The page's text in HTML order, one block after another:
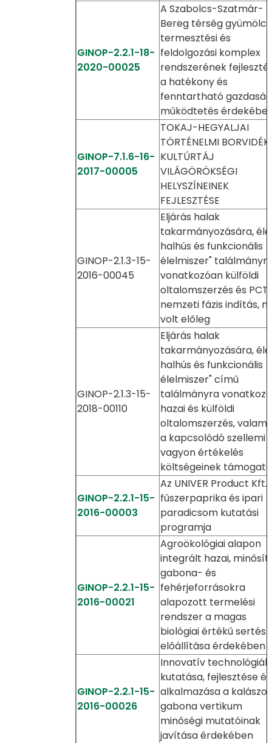
GINOP-2.2.1-18-
2020-00025
A Szabolcs-Szatmár-
Bereg térség gyümölcs
termesztési és
feldolgozási komplex
rendszerének
a hatékony és
fenntartható
működtetés
GINOP-7.1.6-16-
2017-00005
TOKAJ-HEGYALJAI
TÖRTÉNELMI BORVIDÉK
KULTÚRTÁJ
VILÁGÖRÖKSÉGI
HELYSZÍNEINEK
FEJLESZTÉSE
GINOP-2.1.3-15-
2016-00045
Eljárás halak
takarmányozására,
halhús és funkcionális
élelmiszer"
vonatkozóan külföldi
oltalomszerzés és PCT
nemzeti fázis indítás,
volt előleg
GINOP-2.1.3-15-
2018-00110
Eljárás halak
takarmányozására,
halhús és funkcionális
élelmiszer" című
találmányra
hazai és külföldi
oltalomszerzés,
a kapcsolódó szellemi
vagyon értékelés
költségeinek
GINOP-2.2.1-15-
2016-00003
Az UNIVER Product Kft.
fűszerpaprika és ipari
paradicsom kutatási
programja
GINOP-2.2.1-15-
2016-00021
Agroökológiai alapon
integrált hazai,
gabona- és
fehérjeforrásokra
alapozott termelési
rendszer a magas
biológiai értékű
előállítása érdekében
GINOP-2.2.1-15-
2016-00026
Innovatív technológiák
kutatása, fejlesztése és
alkalmazása a kalászos
gabona vertikum
minőségi mutatóinak
javítása érdekében